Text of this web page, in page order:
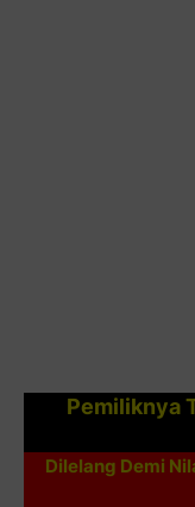
Pemiliknya
Dilelang Demi